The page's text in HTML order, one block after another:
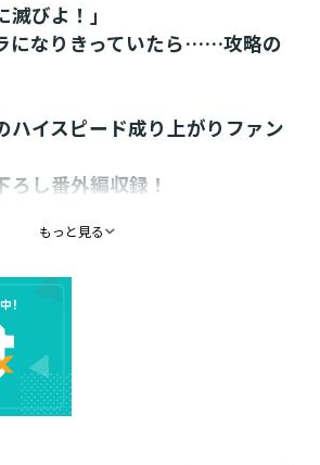
滅びよ！」
になりきっていたら……攻略の
ハイスピード成り上がりファン
し番外編収録！
がアバターの強さに直結すると話
Trace World Online」。
数を競い合う中、弓使いのレンジ
滅びよ！」とポーズ＆セリフを決め
く、ただ憧れのアニメキャラに成り
もっと見る